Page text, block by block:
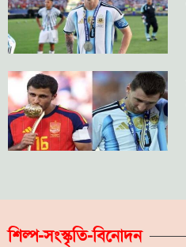
শিল্প-সংস্কৃতি-বিনোদন